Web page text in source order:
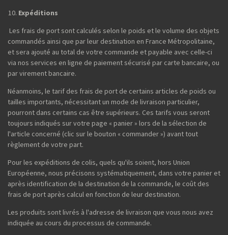
Expéditions
Les frais de port sont calculés selon le poids et le volume des objets
commandés ainsi que par leur destination en France Métropolitaine,
et sera ajouté au total de votre commande et payable avec celle-ci
via nos services en ligne de paiement sécurisé par carte bancaire, ou
par virement bancaire.
Néanmoins, le tarif des frais de port de certains articles de poids ou
tailles importants, nécessitant un mode de livraison particulier,
pourront dans certains cas être supérieurs. Ces tarifs vous seront
toujours indiqués sur votre page « panier » lors de la sélection de
l'article concerné (clic sur le bouton « commander ») avant tout
règlement de votre part.
Pour les expéditions de colis, quels qu'ils soient, hors Union
Européenne, nous précisons systématiquement, dans votre panier et
après identification de la destination de la commande, le coût des
frais de port après calcul en fonction de leur destination.
Les produits sont livrés à l'adresse de livraison que vous nous avez
indiquée au cours du processus de commande.